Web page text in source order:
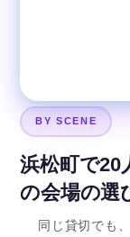
BY SCENE
浜松町で20
の会場の選
同じ貸切でも